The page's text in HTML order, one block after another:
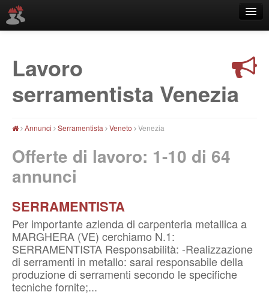
Località
Lavoro
serramentista Venezia
Annunci Serramentista Veneto Venezia
Offerte di lavoro: 1-10 di 64
annunci
SERRAMENTISTA
Per importante azienda di carpenteria metallica a
MARGHERA (VE) cerchiamo N.1:
SERRAMENTISTA Responsabilità: -Realizzazione
di serramenti in metallo: sarai responsabile della
produzione di serramenti secondo le specifiche
tecniche fornite;...